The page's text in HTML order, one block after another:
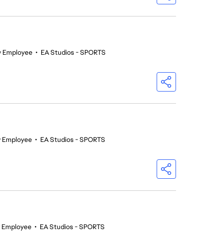
Employee • EA Studios - SPORTS
Employee • EA Studios - SPORTS
• EA Studios - SPORTS